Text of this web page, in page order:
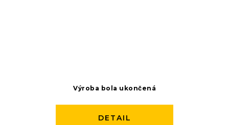
Výroba bola ukončená
DETAIL